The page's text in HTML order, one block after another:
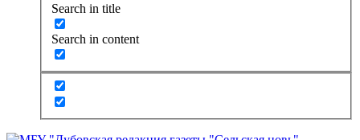
Search in title
Search in content